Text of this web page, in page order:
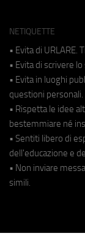
NETIQUETTE
• Evita di URLARE.
• Evita di scrivere
• Evita in luoghi
questioni personali.
• Rispetta le idee
bestemmiare né
• Sentiti libero di
dell'educazione e
• Non inviare
simili.